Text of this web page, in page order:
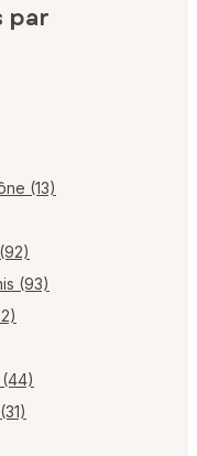
par
(13)
(93)